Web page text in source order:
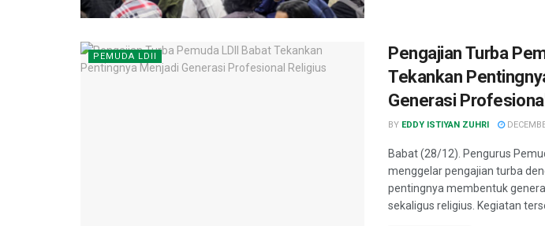
PEMUDA LDII
Pengajian Turba
Tekankan
Generasi
BY EDDY ISTIYAN ZUHRI
Babat (28/12). Pengurus
menggelar pengajian turba
pentingnya membentuk
sekaligus religius. Kegiatan